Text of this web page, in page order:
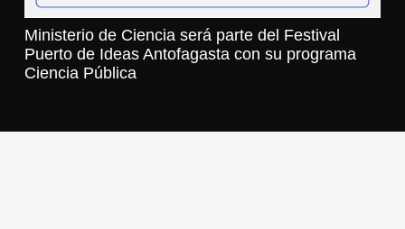
Ministerio de Ciencia será parte del Festival
Puerto de Ideas Antofagasta con su programa
Ciencia Pública